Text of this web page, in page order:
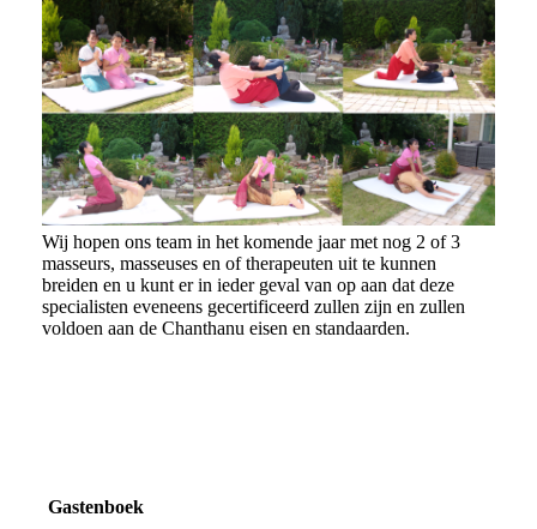
Wij hopen ons team in het komende jaar met nog 2 of 3
masseurs, masseuses en of therapeuten uit te kunnen
breiden en u kunt er in ieder geval van op aan dat deze
specialisten eveneens gecertificeerd zullen zijn en zullen
voldoen aan de Chanthanu eisen en standaarden.
Gastenboek